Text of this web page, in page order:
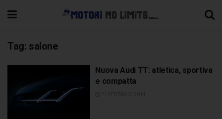
Tag: salone
Nuova Audi TT: atletica, sportiva
e compatta